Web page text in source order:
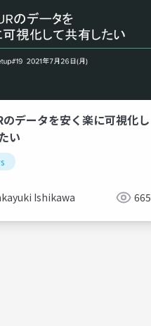
のデータを安く楽に可視化し
い
Ishikawa 665